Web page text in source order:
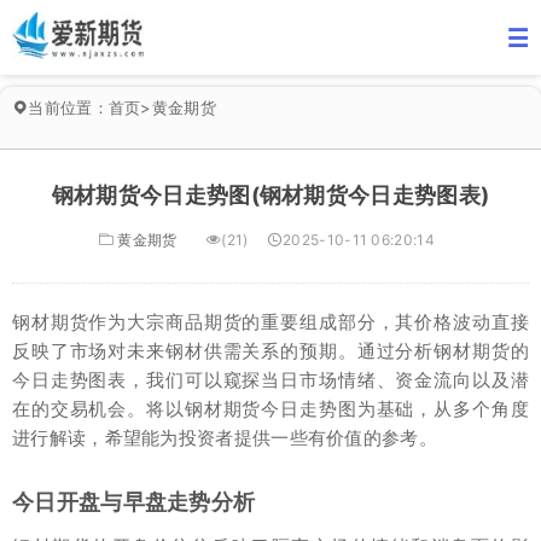
当前位置： 首页>黄金期货
钢材期货今日走势图(钢材期货今日走势图表)
黄金期货 (21) 2025-10-11 06:20:14
钢材期货作为大宗商品期货的重要组成部分，其价格波动直接
反映了市场对未来钢材供需关系的预期。通过分析钢材期货的
今日走势图表，我们可以窥探当日市场情绪、资金流向以及潜
在的交易机会。将以钢材期货今日走势图为基础，从多个角度
进行解读，希望能为投资者提供一些有价值的参考。
今日开盘与早盘走势分析